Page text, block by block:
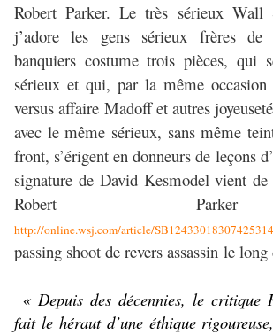
Robert Parker. Le très sérieux Wall
j’adore les gens sérieux frères
banquiers costume trois pièces, qui
sérieux et qui, par la même
versus affaire Madoff et autres
avec le même sérieux, sans même
front, s’érigent en donneurs de leçons
signature de David Kesmodel vient de
Robert
http://online.wsj.com/article/
passing shoot de revers assassin le
« Depuis des décennies, le critique
fait le héraut d’une éthique